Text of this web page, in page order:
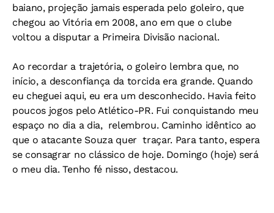
baiano, projeção jamais esperada pelo goleiro, que
chegou ao Vitória em 2008, ano em que o clube
voltou a disputar a Primeira Divisão nacional.
Ao recordar a trajetória, o goleiro lembra que, no
início, a desconfiança da torcida era grande. Quando
eu cheguei aqui, eu era um desconhecido. Havia feito
poucos jogos pelo Atlético-PR. Fui conquistando meu
espaço no dia a dia, relembrou. Caminho idêntico ao
que o atacante Souza quer traçar. Para tanto, espera
se consagrar no clássico de hoje. Domingo (hoje) será
o meu dia. Tenho fé nisso, destacou.